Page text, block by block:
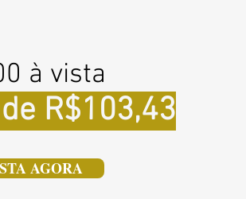
à vista
R$103,43
AGORA